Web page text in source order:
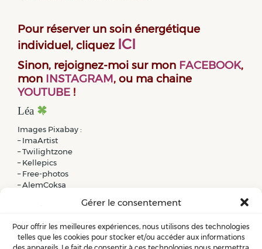
Gérer le consentement
Pour offrir les meilleures expériences, nous utilisons des technologies
telles que les cookies pour stocker et/ou accéder aux informations
Pour réserver un soin énergétique
individuel, cliquez ICI
Sinon, rejoignez-moi sur mon FACEBOOK,
mon INSTAGRAM, ou ma chaine
YOUTUBE !
Léa
Images Pixabay :
– ImaArtist
– Twilightzone
– Kellepics
– Free-photos
– AlemCoksa